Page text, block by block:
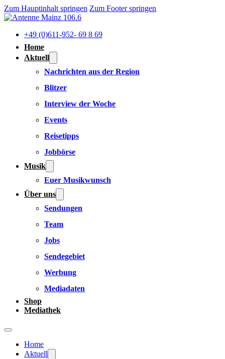
Zum Hauptinhalt springen Zum Footer springen
+49 (0)611-952- 69 8 69
Home
Aktuell
Nachrichten aus der Region
Blitzer
Interview der Woche
Events
Reisetipps
Jobbörse
Musik
Euer Musikwunsch
Über uns
Sendungen
Team
Jobs
Sendegebiet
Werbung
Mediadaten
Shop
Mediathek
Home
Aktuell